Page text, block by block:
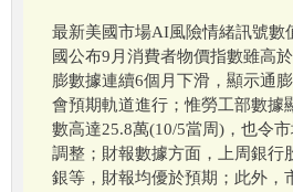
最新美國市場AI風險情緒訊號數
國公布9月消費者物價指數雖高
膨數據連續6個月下滑，顯示通
會預期軌道進行；惟勞工部數據
數高達25.8萬(10/5當周)，也令
調整；財報數據方面，上周銀行
銀等，財報均優於預期；此外，